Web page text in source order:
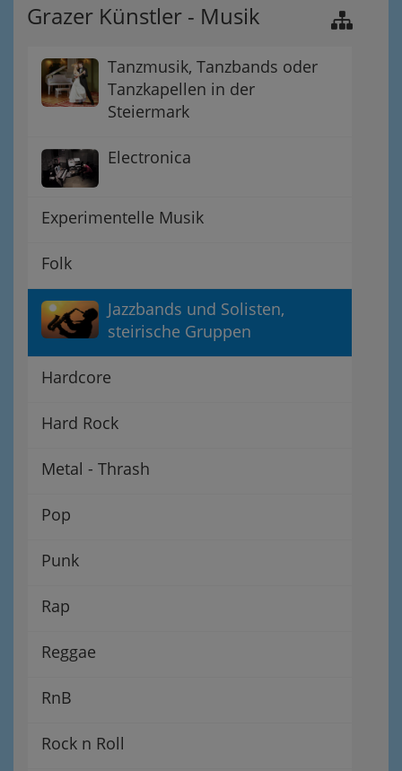
Grazer Künstler - Musik
Tanzmusik, Tanzbands oder
Tanzkapellen in der
Steiermark
Electronica
Experimentelle Musik
Folk
Jazzbands und Solisten,
steirische Gruppen
Hardcore
Hard Rock
Metal - Thrash
Pop
Punk
Rap
Reggae
RnB
Rock n Roll